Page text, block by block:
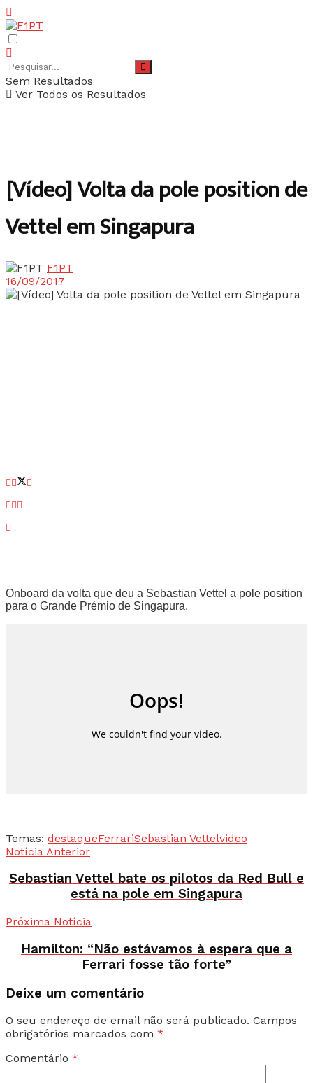
Sem Resultados
Ver Todos os Resultados
[Vídeo] Volta da pole position de
Vettel em Singapura
F1PT
16/09/2017
Onboard da volta que deu a Sebastian Vettel a pole position
para o Grande Prémio de Singapura.
Temas: destaqueFerrariSebastian Vettelvideo
Notícia Anterior
Sebastian Vettel bate os pilotos da Red Bull e
está na pole em Singapura
Próxima Notícia
Hamilton: “Não estávamos à espera que a
Ferrari fosse tão forte”
Deixe um comentário
O seu endereço de email não será publicado. Campos
obrigatórios marcados com *
Comentário *